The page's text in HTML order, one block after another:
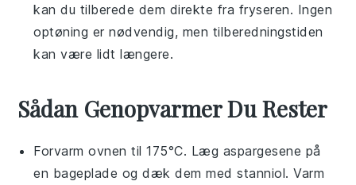
kan du tilberede dem direkte fra fryseren. Ingen
optøning er nødvendig, men tilberedningstiden
kan være lidt længere.
Sådan Genopvarmer Du Rester
Forvarm ovnen til 175°C. Læg aspargesene på
en bageplade og dæk dem med stanniol. Varm